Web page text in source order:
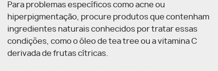
Para problemas específicos como acne ou
hiperpigmentação, procure produtos que contenham
ingredientes naturais conhecidos por tratar essas
condições, como o óleo de tea tree ou a vitamina C
derivada de frutas cítricas.